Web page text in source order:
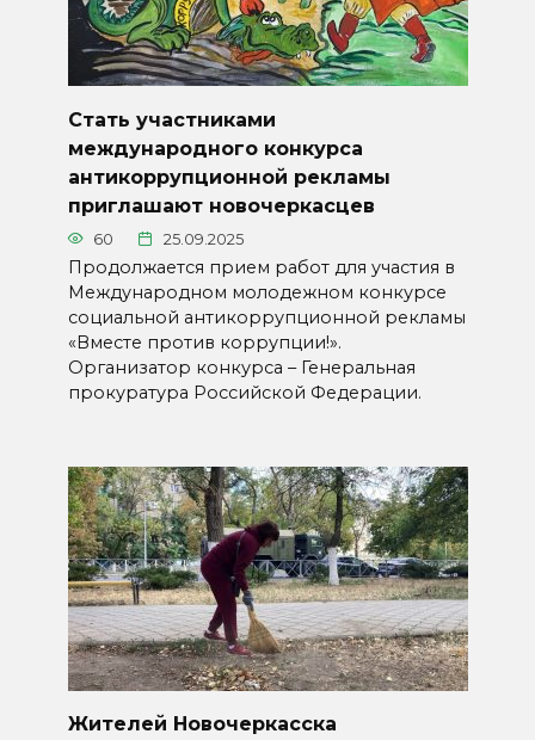
Стать участниками
международного конкурса
антикоррупционной рекламы
приглашают новочеркасцев
60 25.09.2025
Продолжается прием работ для участия в
Международном молодежном конкурсе
социальной антикоррупционной рекламы
«Вместе против коррупции!».
Организатор конкурса – Генеральная
прокуратура Российской Федерации.
Жителей Новочеркасска